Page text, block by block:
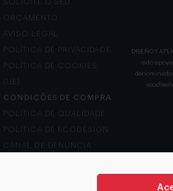
SOLICITE O SEU
ORÇAMENTO
AVISO LEGAL
POLÍTICA DE PRIVACIDADE
POLÍTICA DE COOKIES
CONDIÇÕES DE COMPRA
POLÍTICA DE QUALIDADE
POLÍTICA DE ECODESIGN
CANAL DE DENÚNCIA
DISEÑO Y
sido
denominado